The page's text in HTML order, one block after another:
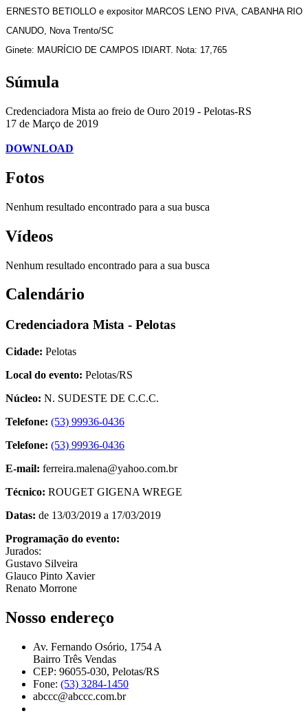
ERNESTO BETIOLLO e expositor MARCOS LENO PIVA, CABANHA RIO
CANUDO, Nova Trento/SC
Ginete: MAURÍCIO DE CAMPOS IDIART. Nota: 17,765
Súmula
Credenciadora Mista ao freio de Ouro 2019 - Pelotas-RS
17 de Março de 2019
DOWNLOAD
Fotos
Nenhum resultado encontrado para a sua busca
Vídeos
Nenhum resultado encontrado para a sua busca
Calendário
Credenciadora Mista - Pelotas
Cidade: Pelotas
Local do evento: Pelotas/RS
Núcleo: N. SUDESTE DE C.C.C.
Telefone: (53) 99936-0436
Telefone: (53) 99936-0436
E-mail: ferreira.malena@yahoo.com.br
Técnico: ROUGET GIGENA WREGE
Datas: de 13/03/2019 a 17/03/2019
Programação do evento:
Jurados:
Gustavo Silveira
Glauco Pinto Xavier
Renato Morrone
Nosso endereço
Av. Fernando Osório, 1754 A
Bairro Três Vendas
CEP: 96055-030, Pelotas/RS
Fone: (53) 3284-1450
abccc@abccc.com.br